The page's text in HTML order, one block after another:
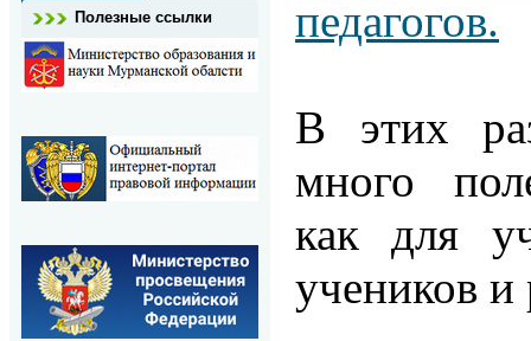
Полезные ссылки
педагогов.
В этих
много
как для
учеников и